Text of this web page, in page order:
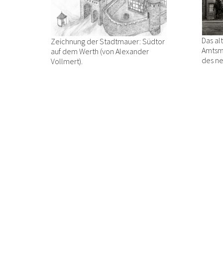
Zeichnung der Stadtmauer: Südtor
auf dem Werth (von Alexander
Vollmert).
Das
des